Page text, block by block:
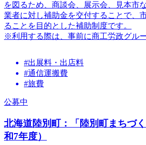
を図るため、商談会、展示会、見本市
業者に対し補助金を交付することで、
ることを目的とした補助制度です。
※利用する際は、事前に商工労政グル
#出展料・出店料
#通信運搬費
#旅費
公募中
北海道陸別町：「陸別町まちづ
和7年度）